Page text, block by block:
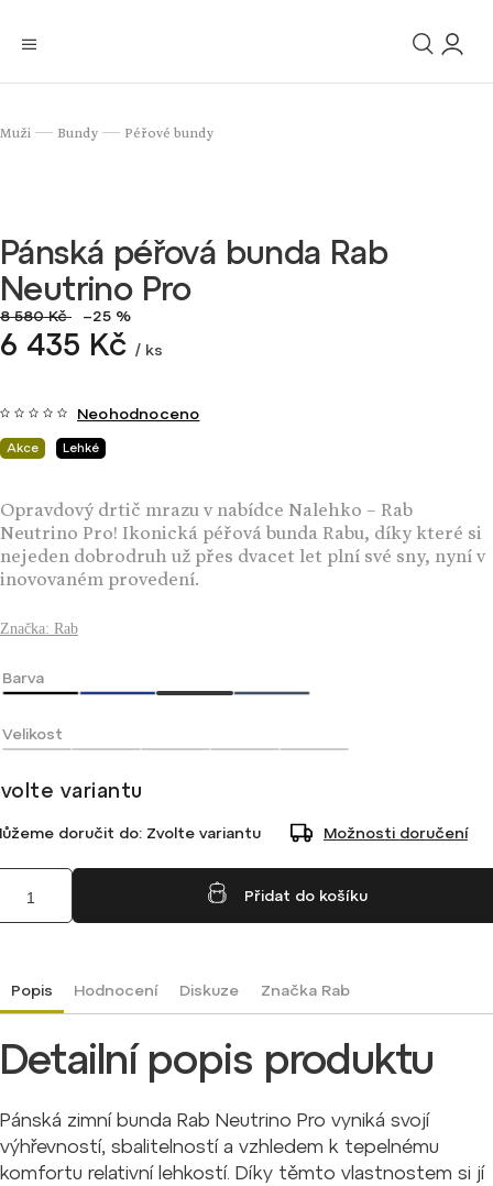
Muži / Bundy / Péřové bundy
Pánská péřová bunda Rab
Neutrino Pro
8 580 Kč –25 %
6 435 Kč / ks
Akce Lehké
Neohodnoceno
Opravdový drtič mrazu v nabídce Nalehko – Rab
Neutrino Pro! Ikonická péřová bunda Rabu, díky které si
nejeden dobrodruh už přes dvacet let plní své sny, nyní v
inovovaném provedení.
Značka: Rab
Barva
Velikost
variantu
doručit do: Zvolte variantu Možnosti doručení
Přidat do košíku
Popis Hodnocení Diskuze ZnačkaRab
Detailní popis produktu
Pánská zimní bunda Rab Neutrino Pro vyniká svojí
výhřevností, sbalitelností a vzhledem k tepelnému
komfortu relativní lehkostí. Díky těmto vlastnostem si jí